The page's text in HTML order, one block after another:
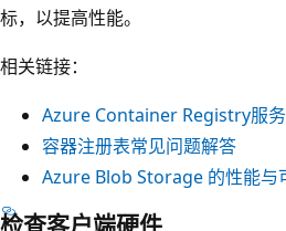
标，以提高性能。
相关链接：
Azure Container Registry服
容器注册表常见问题解答
Azure Blob Storage 的性能与
检查客户端硬件